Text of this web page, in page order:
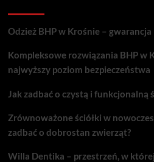
Odzież BHP w Krośnie –
Kompleksowe rozwiązania BHP w
najwyższy poziom bezpieczeństwa
Jak zadbać o czystą i funkcjonalną
Zrównoważone ściółki w
zadbać o dobrostan zwierząt?
Willa Dentika – przestrzeń, w